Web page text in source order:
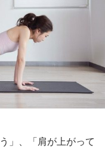
」、「肩が上がって